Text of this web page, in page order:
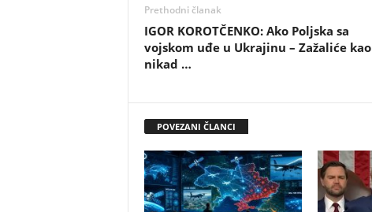
Prethodni članak
IGOR KOROTČENKO: Ako Poljska sa
vojskom uđe u Ukrajinu – Zažaliće kao
nikad …
POVEZANI ČLANCI